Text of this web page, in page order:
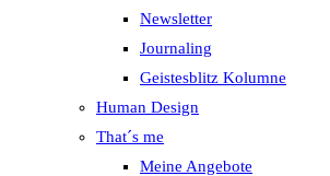
Newsletter
Journaling
Geistesblitz Kolumne
Human Design
That´s me
Meine Angebote